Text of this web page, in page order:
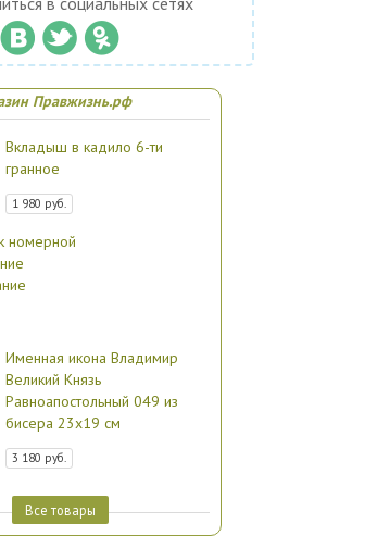
Правжизнь.рф
Вкладыш в кадило 6-ти
гранное
1 980 руб.
номерной
Именная икона Владимир
Великий Князь
Равноапостольный 049 из
бисера 23х19 см
3 180 руб.
Все товары